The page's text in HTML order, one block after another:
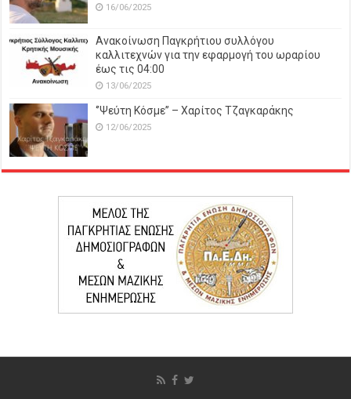
16/06/2025
Ανακοίνωση Παγκρήτιου συλλόγου
καλλιτεχνών για την εφαρμογή του ωραρίου
έως τις 04:00
13/06/2025
‘’Ψεύτη Κόσμε’’ – Χαρίτος Τζαγκαράκης
12/06/2025